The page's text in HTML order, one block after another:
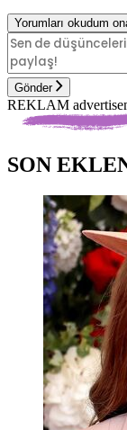
Yorumları okudum
Gönder
REKLAM
SON